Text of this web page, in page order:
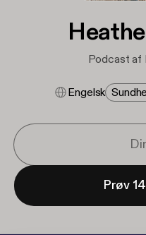
Podcast af
Engelsk
Prøv